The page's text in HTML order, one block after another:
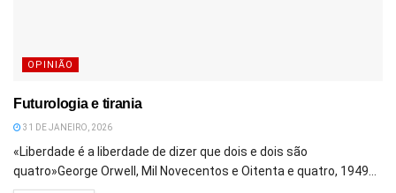
OPINIÃO
Futurologia e tirania
31 DE JANEIRO, 2026
«Liberdade é a liberdade de dizer que dois e dois são
quatro»George Orwell, Mil Novecentos e Oitenta e quatro, 1949...